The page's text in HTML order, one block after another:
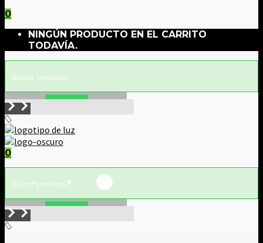
0
NINGÚN PRODUCTO EN EL CARRITO
TODAVÍA.
0